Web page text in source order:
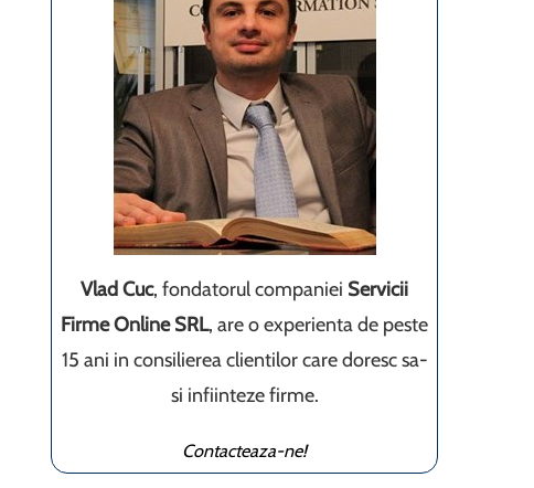
Vlad Cuc, fondatorul companiei Servicii
Firme Online SRL, are o experienta de peste
15 ani in consilierea clientilor care doresc sa-
si infiinteze firme.
Contacteaza-ne!